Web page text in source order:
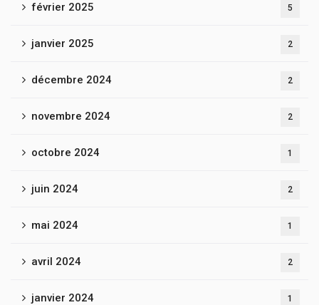
février 2025 5
janvier 2025 2
décembre 2024 2
novembre 2024 2
octobre 2024 1
juin 2024 2
mai 2024 1
avril 2024 2
janvier 2024 1